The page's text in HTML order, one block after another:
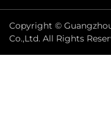
Copyright ©
Co.,Ltd. All Rights